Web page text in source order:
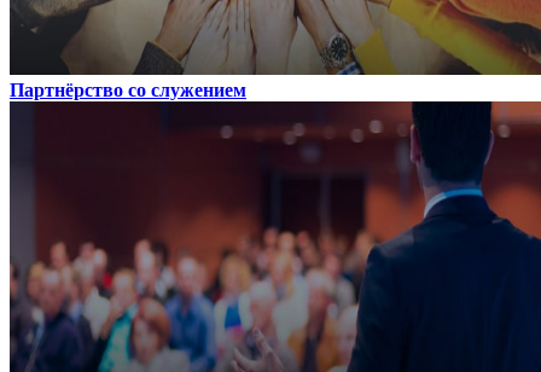
Партнёрство со служением